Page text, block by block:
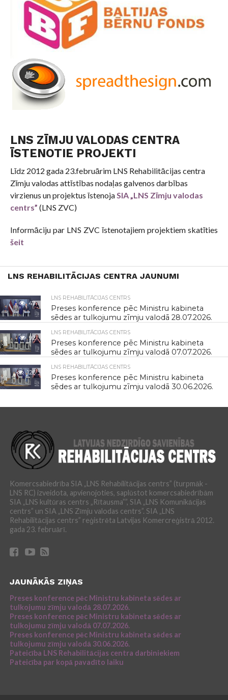
LNS ZĪMJU VALODAS CENTRA
ĪSTENOTIE PROJEKTI
Līdz 2012 gada 23.februārim LNS Rehabilitācijas centra
Zīmju valodas attīstības nodaļas galvenos darbības
virzienus un projektus īstenojaSIA „LNS Zīmju valodas
centrs” (LNS ZVC)
Informāciju par LNS ZVC īstenotajiem projektiem skatīties
šeit
LNS REHABILITĀCIJAS CENTRA JAUNUMI
47
LNS REHABILITĀCIJAS CENTRS
Preses konference pēc Ministru kabineta
sēdes ar tulkojumu zīmju valodā 28.07.2026.
92
LNS REHABILITĀCIJAS CENTRS
Preses konference pēc Ministru kabineta
sēdes ar tulkojumu zīmju valodā 07.07.2026.
126
LNS REHABILITĀCIJAS CENTRS
Preses konference pēc Ministru kabineta
sēdes ar tulkojumu zīmju valodā 30.06.2026.
Komercsabiedrība SIA „LNS Rehabilitācijas centrs” (turpmāk -
LNS RC) izveidota, apvienojoties, saplūstot komercsabiedrībām
SIA „LNS kultūras centrs „Rītausma””, SIA „LNS Komunikācijas
centrs” un SIA „LNS Zīmju valodas centrs”. SIA „LNS
Rehabilitācijas centrs” reģistrēta Latvijas Komercreģistrā 2012.
gada 23. februārī.
JAUNĀKĀS ZIŅAS
Preses konference pēc Ministru kabineta sēdes ar
tulkojumu zīmju valodā 28.07.2026.
Preses konference pēc Ministru kabineta sēdes ar
tulkojumu zīmju valodā 07.07.2026.
Preses konference pēc Ministru kabineta sēdes ar
tulkojumu zīmju valodā 30.06.2026.
Pateicība LNS Rehabilitācijas centra darbiniekiem
Pateicība par kopā pavadīto laiku